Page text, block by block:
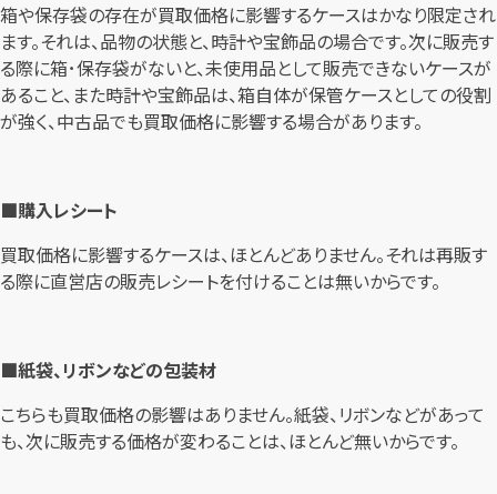
箱や保存袋の存在が買取価格に影響するケースはかなり限定され
ます。それは、品物の状態と、時計や宝飾品の場合です。次に販売す
る際に箱･保存袋がないと、未使用品として販売できないケースが
あること、また時計や宝飾品は、箱自体が保管ケースとしての役割
が強く、中古品でも買取価格に影響する場合があります。
■購入レシート
買取価格に影響するケースは、ほとんどありません。それは再販す
る際に直営店の販売レシートを付けることは無いからです。
■紙袋、リボンなどの包装材
こちらも買取価格の影響はありません。紙袋、リボンなどがあって
も、次に販売する価格が変わることは、ほとんど無いからです。